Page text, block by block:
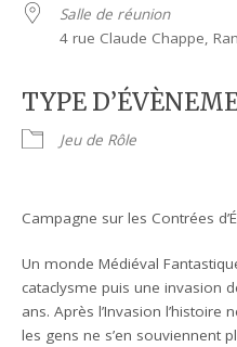
Salle de réunion
4 rue Claude Chappe,
TYPE
Jeu de Rôle
Campagne sur les Contrées
Un monde Médiéval
cataclysme puis une invasion
ans. Après l’Invasion
les gens ne s’en souviennent